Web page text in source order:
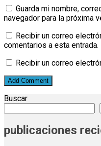
Guarda mi nombre,
navegador para la próxima
Recibir un correo
comentarios a esta entrada.
Recibir un correo
Buscar
publicaciones